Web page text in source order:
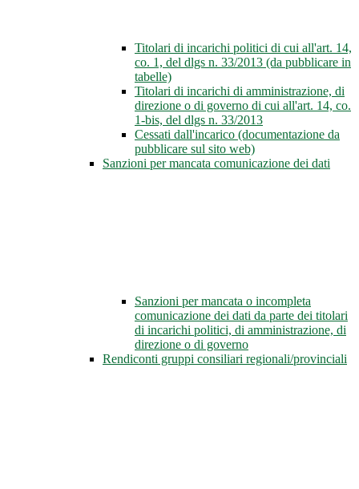
Titolari di incarichi politici di cui all'art. 14,
co. 1, del dlgs n. 33/2013 (da pubblicare in
tabelle)
Titolari di incarichi di amministrazione, di
direzione o di governo di cui all'art. 14, co.
1-bis, del dlgs n. 33/2013
Cessati dall'incarico (documentazione da
pubblicare sul sito web)
Sanzioni per mancata comunicazione dei dati
Sanzioni per mancata o incompleta
comunicazione dei dati da parte dei titolari
di incarichi politici, di amministrazione, di
direzione o di governo
Rendiconti gruppi consiliari regionali/provinciali